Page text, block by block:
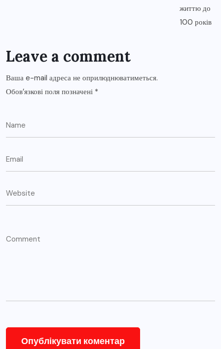
Leave a comment
Ваша e-mail адреса не оприлюднюватиметься.
Обов’язкові поля позначені *